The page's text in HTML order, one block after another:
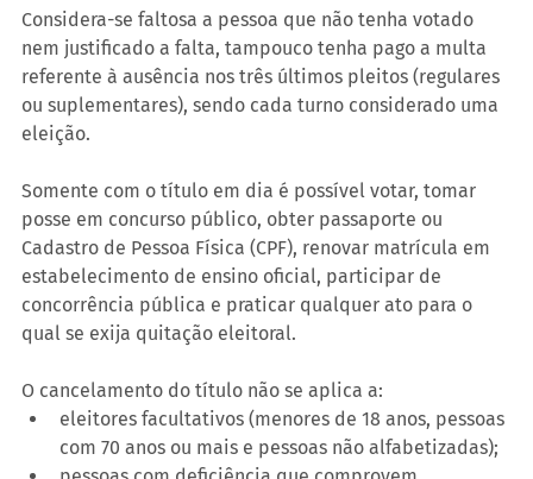
Considera-se faltosa a pessoa que não tenha votado
nem justificado a falta, tampouco tenha pago a multa
referente à ausência nos três últimos pleitos (regulares
ou suplementares), sendo cada turno considerado uma
eleição.
Somente com o título em dia é possível votar, tomar
posse em concurso público, obter passaporte ou
Cadastro de Pessoa Física (CPF), renovar matrícula em
estabelecimento de ensino oficial, participar de
concorrência pública e praticar qualquer ato para o
qual se exija quitação eleitoral.
O cancelamento do título não se aplica a:
eleitores facultativos (menores de 18 anos, pessoas
com 70 anos ou mais e pessoas não alfabetizadas);